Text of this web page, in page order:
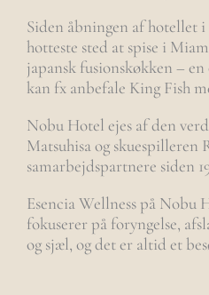
Siden åbningen af hotellet
hotteste sted at spise i
japansk fusionskøkken –
kan fx anbefale King Fish
Nobu Hotel ejes af den
Matsuhisa og
samarbejdspartnere siden
Esencia Wellness på Nobu
fokuserer på foryngelse,
og sjæl, og det er altid et